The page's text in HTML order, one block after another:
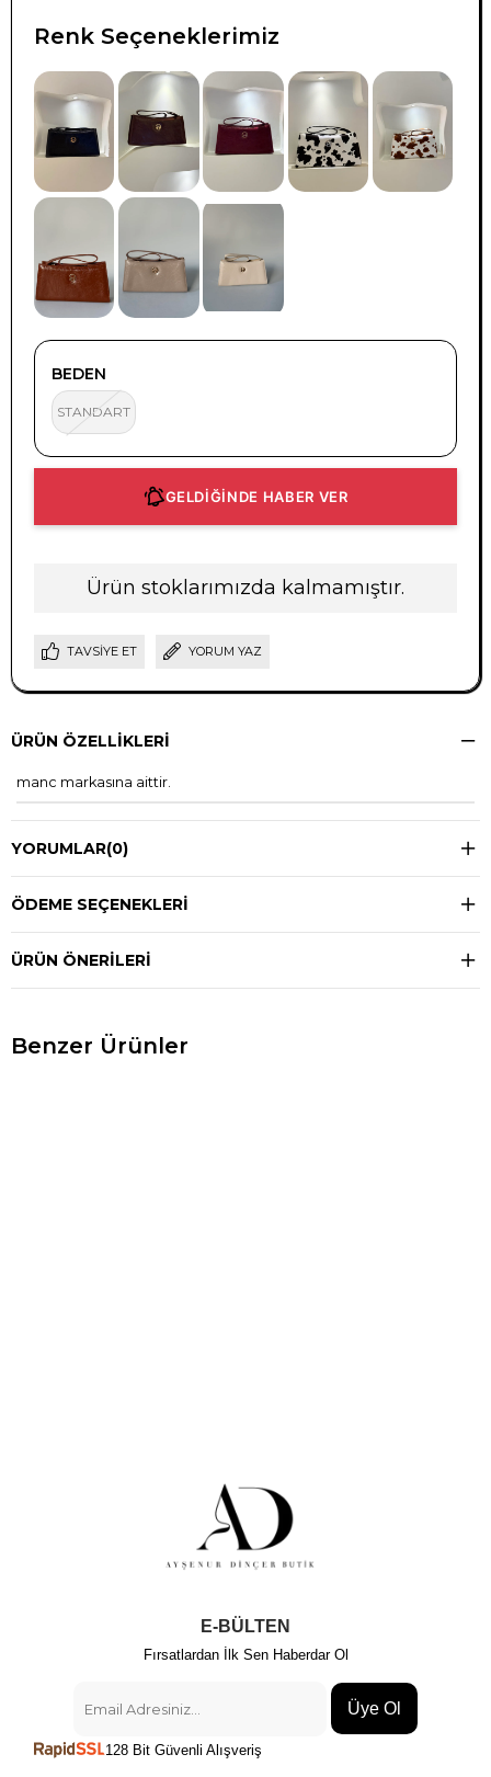
Renk Seçeneklerimiz
TÜKENDI TÜKENDI TÜKENDI
TÜKENDI TÜKENDI
BEDEN
STANDART
GELDİĞİNDE HABER VER
Ürün stoklarımızda kalmamıştır.
TAVSIYE ET YORUM YAZ
ÜRÜN ÖZELLIKLERI
manc markasına aittir.
YORUMLAR(0)
ÖDEME SEÇENEKLERI
ÜRÜN ÖNERILERI
Benzer Ürünler
E-BÜLTEN
Fırsatlardan İlk Sen Haberdar Ol
Üye Ol
128 Bit Güvenli Alışveriş